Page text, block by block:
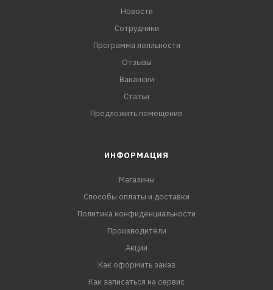
Новости
Сотрудники
Программа лояльности
Отзывы
Вакансии
Статьи
Предложить помещение
ИНФОРМАЦИЯ
Магазины
Способы оплаты и доставки
Политика конфиденциальности
Производители
Акции
Как оформить заказ
Как записаться на сервис